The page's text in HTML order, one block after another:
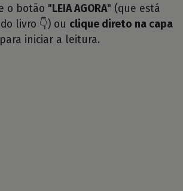
o botão " LEIA AGORA" (que está
livro 👇) ou clique direto na capa
iniciar a leitura.